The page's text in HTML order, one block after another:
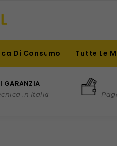
Di Consumo Tutte Le
GARANZIA
in Italia